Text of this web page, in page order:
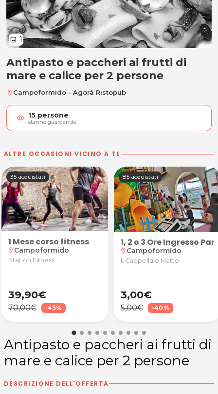
image 1
Antipasto e paccheri ai frutti di
Antipasto e paccheri ai frutti di
mare e calice per 2 persone
location_on Campoformido - Agorà Ristopub
visibility 15 persone
stanno guardando
ALTRE OCCASIONI VICINO A TE
35 acquistati
1 Mese corso fitness
location_on Campoformido
Station Fitness
39,90€
70,00€ -43%
85 acquistati
1, 2 o 3 Ore Ingresso
location_on Campoformido
Il Cappellaio Matto
3,00€
5,00€ -40%
Antipasto e paccheri ai frutti di
mare e calice per 2 persone
DESCRIZIONE DELL'OFFERTA